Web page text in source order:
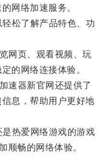
网络加速服务。
松了解产品特色、功
页、观看视频、玩
的网络连接体验。
器新官网还提供了
息，帮助用户更好地
热爱网络游戏的游戏
顺畅的网络体验。